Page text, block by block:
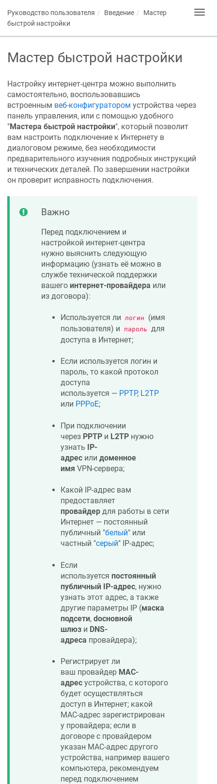
Руководство пользователя Введение
Мастер
быстрой настройки
Мастер быстрой настройки
Настройку интернет-центра можно выполнить
самостоятельно, воспользовавшись
встроенным веб-конфигуратором устройства через
панель управления, или с помощью удобного
"Мастера быстрой настройки", который позволит
вам настроить подключение к Интернету в
диалоговом режиме, без необходимости
предварительного изучения подробных инструкций
и технических деталей. По завершении настройки
он проверит исправность подключения.
Важно
Перед подключением и
настройкой интернет-центра
нужно выяснить следующую
информацию (узнать её можно в
службе технической поддержки
вашего интернет-провайдера или
из договора):
Используется ли логин
(имя
пользователя) и
пароль для
доступа в Интернет;
Если используется логин и
пароль, то какой протокол
доступа
используется — PPTP, L2TP
или PPPoE;
При подключении
через PPTP и L2TP нужно
узнать IP-
адрес или доменное
имя VPN-сервера;
Какой IP-адрес вам
предоставляет
провайдер для работы в сети
Интернет — постоянный
публичный "белый" или
частный "серый" IP-адрес;
Если
используется постоянный
публичный IP-адрес, нужно
узнать этот адрес, а также
другие параметры IP (маска
подсети, dосновной
шлюз и DNS-
адреса провайдера);
Регистрирует ли
ваш провайдер MAC-
адрес устройства, с которого
будет осуществляться
доступ в Интернет; какой
МАС-адрес зарегистрирован
у провайдера; если в
договоре с провайдером
указан MAC-адрес другого
устройства, например вашего
компьютера, рекомендуем
перед подключением